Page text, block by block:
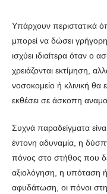
Υπάρχουν περιστατικά
μπορεί να δώσει
ισχύει ιδιαίτερα όταν ο
χρειάζονται εκτίμηση,
νοσοκομείο ή κλινική
εκθέσει σε άσκοπη
Συχνά παραδείγματα
έντονη αδυναμία, η
πόνος στο στήθος που
αξιολόγηση, η υπόταση
αφυδάτωση, οι πόνοι